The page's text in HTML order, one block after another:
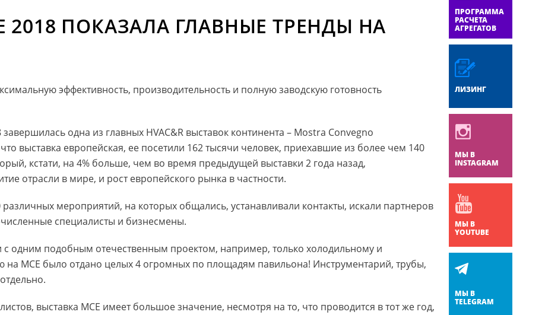
ПРОГРАММА
РАСЧЕТА
АГРЕГАТОВ
ЛИЗИНГ
МЫ В
INSTAGRAM
МЫ В
YOUTUBE
МЫ В
TELEGRAM
2018 ПОКАЗАЛА ГЛАВНЫЕ ТРЕНДЫ НА
эффективность, производительность и полную заводскую готовность
одна из главных HVAC&R выставок континента – Mostra Convegno
выставка европейская, ее посетили 162 тысячи человек, приехавшие из более чем 140
кстати, на 4% больше, чем во время предыдущей выставки 2 года назад,
отрасли в мире, и рост европейского рынка в частности.
мероприятий, на которых общались, устанавливали контакты, искали партнеров
специалисты и бизнесмены.
с одним подобным отечественным проектом, например, только холодильному и
на MCE было отдано целых 4 огромных по площадям павильона! Инструментарий, трубы,
выставка MCE имеет большое значение, несмотря на то, что проводится в тот же год,